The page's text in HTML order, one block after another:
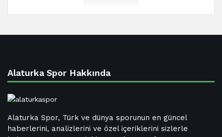
Alaturka Spor Hakkında
Alaturka Spor, Türk ve dünya sporunun en güncel
haberlerini, analizlerini ve özel içeriklerini sizlerle